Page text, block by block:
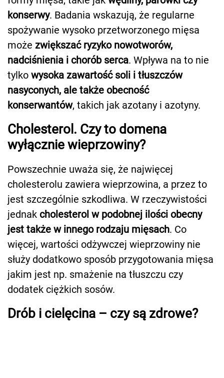
konserwy. Badania wskazują, że regularne
spożywanie wysoko przetworzonego mięsa
może zwiększać ryzyko nowotworów,
nadciśnienia i chorób serca. Wpływa na to nie
tylko wysoka zawartość soli i tłuszczów
nasyconych, ale także obecność
konserwantów, takich jak azotany i azotyny.
Cholesterol. Czy to domena
wyłącznie wieprzowiny?
Powszechnie uważa się, że najwięcej
cholesterolu zawiera wieprzowina, a przez to
jest szczególnie szkodliwa. W rzeczywistości
jednak cholesterol w podobnej ilości obecny
jest także w innego rodzaju mięsach. Co
więcej, wartości odżywczej wieprzowiny nie
służy dodatkowo sposób przygotowania mięsa
jakim jest np. smażenie na tłuszczu czy
dodatek ciężkich sosów.
Drób i cielęcina – czy są zdrowe?